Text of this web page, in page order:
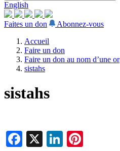
English
Faites un don
Abonnez-vous
Accueil
Faire un don
Faire un don au nom d’une
sistahs
sistahs
Facebook
X LinkedIn